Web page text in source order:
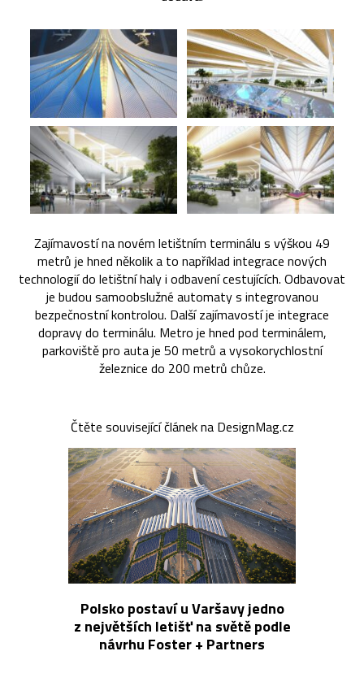
Zajímavostí na novém letištním terminálu s výškou 49
metrů je hned několik a to například integrace nových
technologií do letištní haly i odbavení cestujících. Odbavovat
je budou samoobslužné automaty s integrovanou
bezpečnostní kontrolou. Další zajímavostí je integrace
dopravy do terminálu. Metro je hned pod terminálem,
parkoviště pro auta je 50 metrů a vysokorychlostní
železnice do 200 metrů chůze.
Čtěte související článek na DesignMag.cz
Polsko postaví u Varšavy jedno
z největších letišť na světě podle
návrhu Foster + Partners